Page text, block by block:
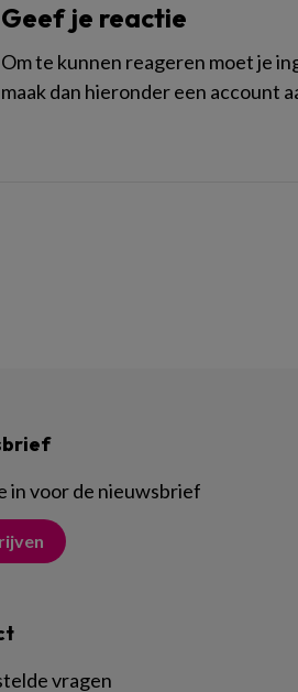
Geef je reactie
Om te kunnen reageren moet je
maak dan hieronder een account
in voor de nieuwsbrief
vragen